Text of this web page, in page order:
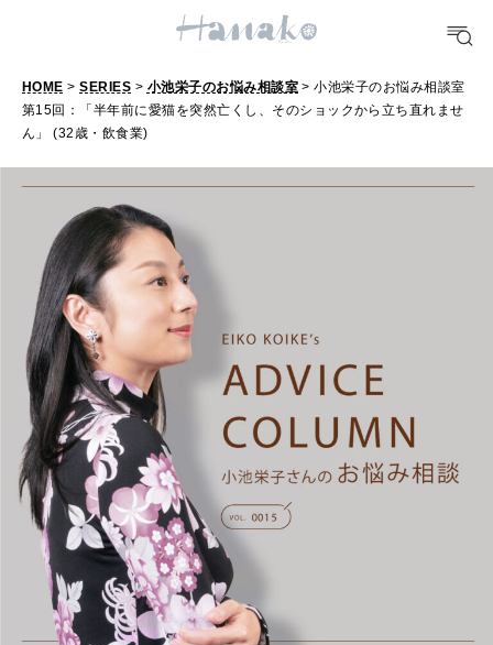
TRAVEL
[12星座別] Weekly Holoscope
[12星座別] Monthly Love Holoscope
女神まり愛のタロットメッセージ
算命学がわかる今月のあなた
LEARN
知る、考える
MAMA
SUSTAINABLE
わたしができること
HOME >SERIES > 小池栄子のお悩み相談室 > 小池栄子のお悩み相談室
第15回：「半年前に愛猫を突然亡くし、そのショックから立ち直れませ
ん」 (32歳・飲食業)